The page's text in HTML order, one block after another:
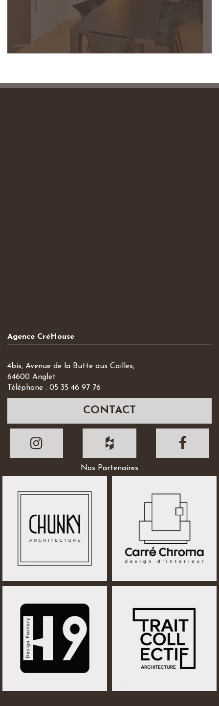
Agence CréHouse
4bis, Avenue de la Butte aux Cailles,
64600 Anglet
Téléphone : 05 35 46 97 76
CONTACT
Nos Partenaires